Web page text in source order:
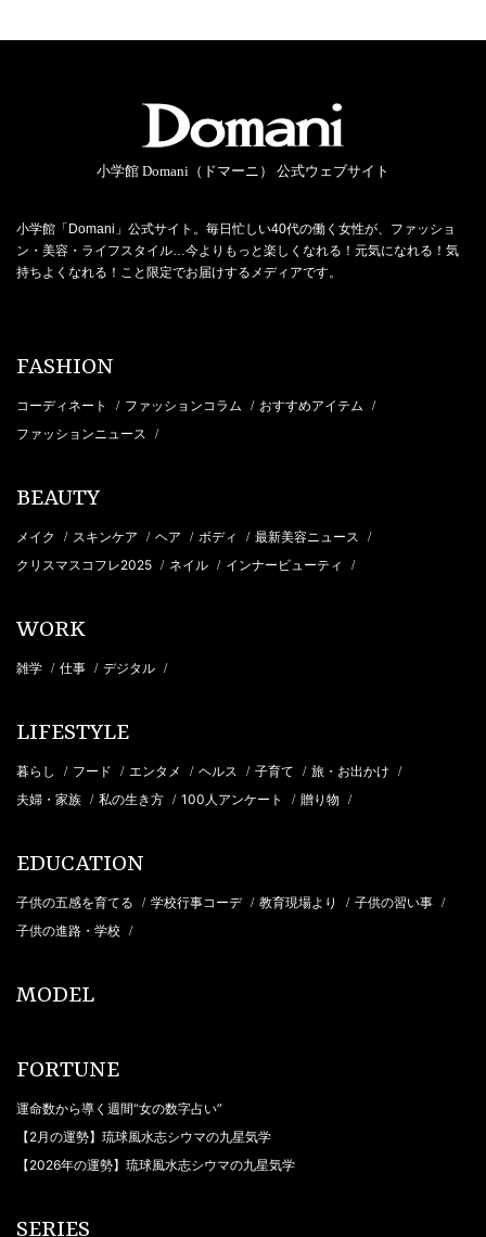
小学館 Domani（ドマーニ） 公式ウェブサイト
小学館「Domani」公式サイト。毎日忙しい40代の働く女性が、ファッショ
ン・美容・ライフスタイル…今よりもっと楽しくなれる！元気になれる！気
持ちよくなれる！こと限定でお届けするメディアです。
FASHION
コーディネート / ファッションコラム / おすすめアイテム /
ファッションニュース /
BEAUTY
メイク / スキンケア / ヘア / ボディ / 最新美容ニュース /
クリスマスコフレ2025 / ネイル / インナービューティ /
WORK
雑学 / 仕事 / デジタル /
LIFESTYLE
暮らし / フード / エンタメ / ヘルス / 子育て / 旅・お出かけ /
夫婦・家族 / 私の生き方 / 100人アンケート / 贈り物 /
EDUCATION
子供の五感を育てる / 学校行事コーデ / 教育現場より / 子供の習い事 /
子供の進路・学校 /
MODEL
FORTUNE
運命数から導く週間“女の数字占い”
【2月の運勢】琉球風水志シウマの九星気学
【2026年の運勢】琉球風水志シウマの九星気学
SERIES